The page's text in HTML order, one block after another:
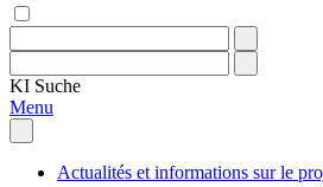
KI Suche
Menu
Actualités et informations sur le